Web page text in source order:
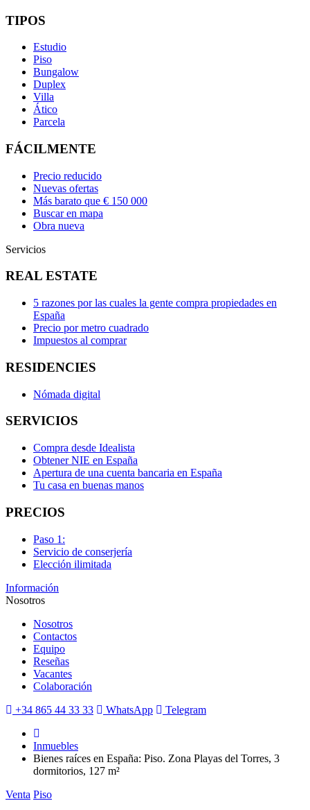
TIPOS
Estudio
Piso
Bungalow
Duplex
Villa
Ático
Parcela
FÁCILMENTE
Precio reducido
Nuevas ofertas
Más barato que € 150 000
Buscar en mapa
Obra nueva
Servicios
REAL ESTATE
5 razones por las cuales la gente compra propiedades en
España
Precio por metro cuadrado
Impuestos al comprar
RESIDENCIES
Nómada digital
SERVICIOS
Compra desde Idealista
Obtener NIE en España
Apertura de una cuenta bancaria en España
Tu casa en buenas manos
PRECIOS
Paso 1:
Servicio de conserjería
Elección ilimitada
Información
Nosotros
Nosotros
Contactos
Equipo
Reseñas
Vacantes
Colaboración
+34 865 44 33 33
WhatsApp Telegram
Inmuebles
Bienes raíces en España: Piso. Zona Playas del Torres, 3
dormitorios, 127 m²
Venta Piso